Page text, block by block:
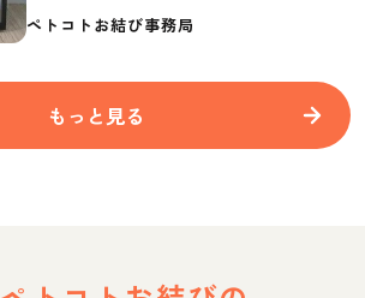
要なものを紹介
ペトコトお結び事務局
もっと見る